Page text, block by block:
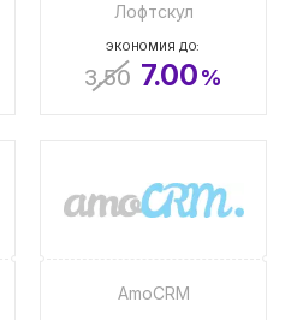
Лофтскул
ЭКОНОМИЯ ДО:
3.50 7.00%
AmoCRM